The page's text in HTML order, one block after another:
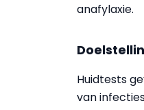
anafylaxie.
Huidtests
van